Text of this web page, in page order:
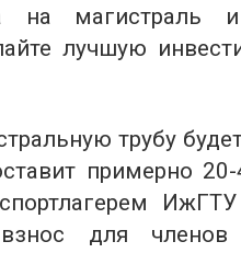
на магистраль и
лучшую
трубу
примерно 20-
взнос для